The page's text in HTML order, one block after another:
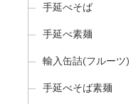
手延べそば
手延べ素麺
輸入缶詰(フルーツ)
手延べそば素麺